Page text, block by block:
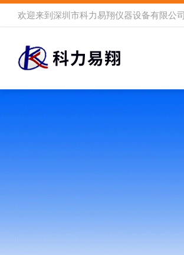
欢迎来到 深圳市科力易翔仪器设备有限公司